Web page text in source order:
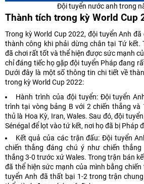
Đội tuyển nước anh trong
Thành tích trong kỳ World Cup
Trong kỳ World Cup 2022, đội tuyển Anh
thành công khi phải dừng chân tại Tứ kết.
đã chơi rất tốt và thể hiện được sức mạnh
chỉ đáng tiếc họ gặp đội tuyển Pháp đang
Dưới đây là một số thông tin chi tiết về
trong kỳ World Cup 2022:
Hành trình của đội tuyển: Đội tuyển
trình tại vòng bảng B với 2 chiến thắng
thủ là Hoa Kỳ, Iran, Wales. Sau đó, đội
Sénégal để lọt vào tứ kết, nơi họ đã bị Pháp
Kết quả của các trận đấu: Đội tuyển
chiến thắng đáng chú ý như chiến
thắng 3-0 trước xứ Wales. Trong trận bán
đã thể hiện sức mạnh của mình bằng chiến
tuyển Anh đã thất bại 1-2 trong trận